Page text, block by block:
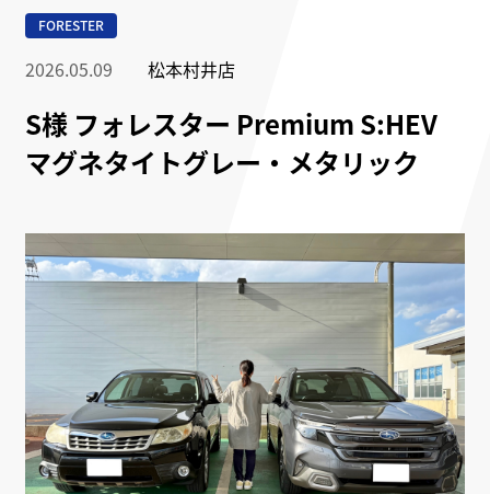
FORESTER
2026.05.09 松本村井店
S様 フォレスター Premium S:HEV
マグネタイトグレー・メタリック